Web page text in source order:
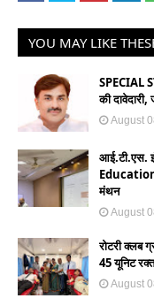
YOU MAY LIKE
SPECIAL
की दावेदारी,
August
आई.टी.एस.
Education
मंथन
August
रोटरी क्लब
45 यूनिट
August